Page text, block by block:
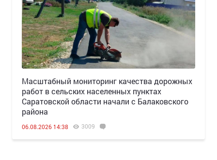
Масштабный мониторинг качества дорожных
работ в сельских населенных пунктах
Саратовской области начали с Балаковского
района
06.08.2026 14:38 3009